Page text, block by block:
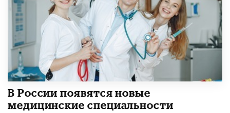
В России появятся новые
медицинские специальности